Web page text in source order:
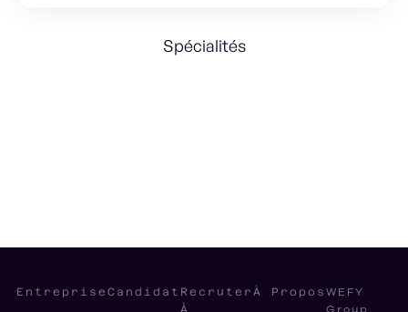
Spécialités
Entreprise Candidat Recruter
À
À Propos WEFY